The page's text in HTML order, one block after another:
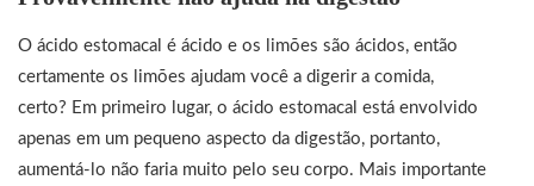
O ácido estomacal é ácido e os limões são ácidos, então
certamente os limões ajudam você a digerir a comida,
certo? Em primeiro lugar, o ácido estomacal está envolvido
apenas em um pequeno aspecto da digestão, portanto,
aumentá-lo não faria muito pelo seu corpo. Mais importante